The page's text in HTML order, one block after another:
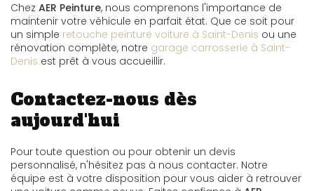
Chez AER Peinture, nous comprenons l'importance de
maintenir votre véhicule en parfait état. Que ce soit pour
un simple retouche peinture voiture à Saint-Denis ou une
rénovation complète, notre garage carrosserie à Saint-
Denis est prêt à vous accueillir.
Contactez-nous dès
aujourd'hui
Pour toute question ou pour obtenir un devis
personnalisé, n'hésitez pas à nous contacter. Notre
équipe est à votre disposition pour vous aider à retrouver